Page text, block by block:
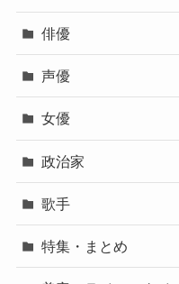
俳優
声優
女優
政治家
歌手
特集・まとめ